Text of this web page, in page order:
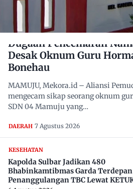
Dugaan Pencemaran
Desak Oknum Guru
Bonehau
MAMUJU, Mekora.id – Aliansi
mengecam sikap seorang oknum
SDN 04 Mamuju yang…
DAERAH 7 Agustus 2026
KESEHATAN
Kapolda Sulbar Jadikan 480
Bhabinkamtibmas Garda Terdepan
Penanggulangan TBC Lewat